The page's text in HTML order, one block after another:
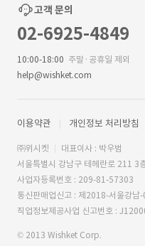
고객 문의
02-6925-4849
10:00-18:00 주말·공휴일 제외
help@wishket.com
이용약관 개인정보 처리방침
㈜위시켓
대표이사 : 박우범
서울특별시 강남구 테헤란로 211 3
사업자등록번호 : 209-81-57303
통신판매업신고 : 제2018-서울강남
직업정보제공사업 신고번호 :
© 2013 Wishket Corp.